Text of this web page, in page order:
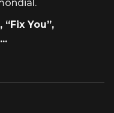
“Fix You”,
...